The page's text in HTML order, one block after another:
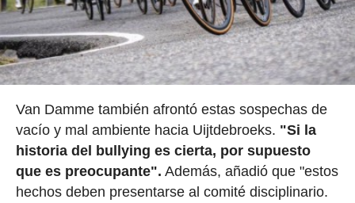
Van Damme también afrontó estas sospechas de
vacío y mal ambiente hacia Uijtdebroeks. "Si la
historia del bullying es cierta, por supuesto
que es preocupante". Además, añadió que "estos
hechos deben presentarse al comité disciplinario.